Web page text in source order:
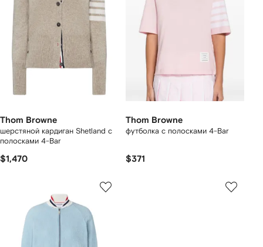
Thom Browne
шерстяной кардиган Shetland с
полосками 4-Bar
$1,470
Thom Browne
футболка с полосками 4-Bar
$371